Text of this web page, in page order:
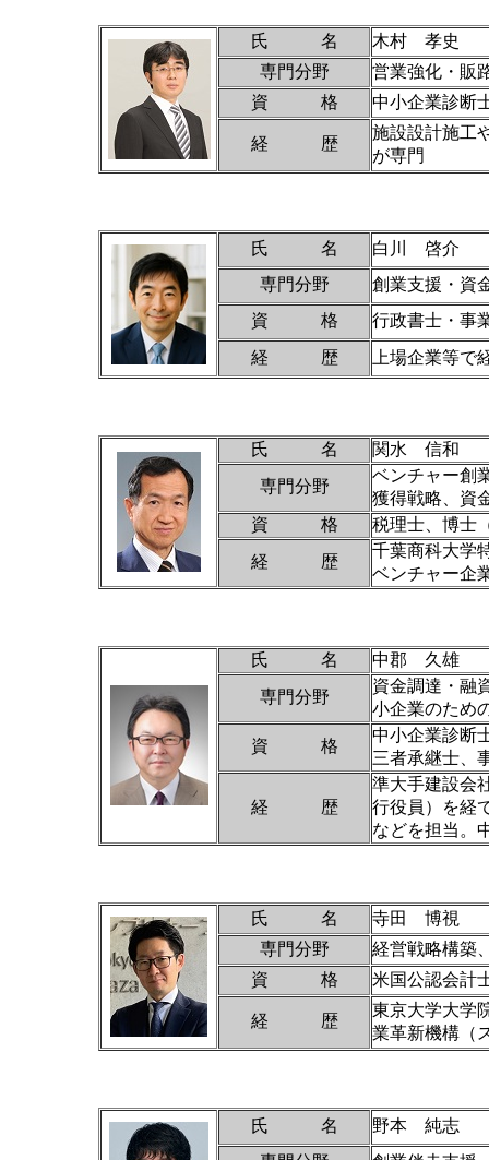
氏 名
木村 孝史
専門分野
営業強化・販
資 格
中小企業診断
経 歴
施設設計施工
が専門
氏 名
白川 啓介
専門分野
創業支援・資
資 格
行政書士・事
経 歴
上場企業等
氏 名
関水 信和
専門分野
ベンチャー創
獲得戦略、資
資 格
税理士、博士
経 歴
千葉商科大学
ベンチャー企
氏 名
中郡 久雄
専門分野
資金調達・融
小企業のため
資 格
中小企業診断
三者承継士、
経 歴
準大手建設会
行役員）を経
などを担当。
氏 名
寺田 博視
専門分野
経営戦略構築
資 格
米国公認会計
経 歴
東京大学大学
業革新機構（
氏 名
野本 純志